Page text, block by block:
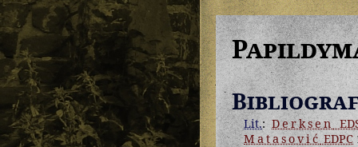
Lit.:Derksen
MatasovićEDPC